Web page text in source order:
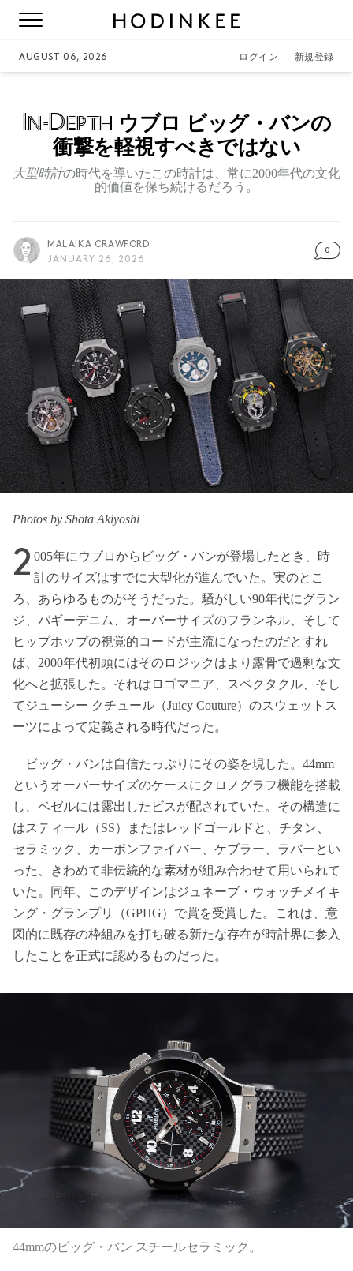
AUGUST 06, 2026 ログイン 新規登録
In-Depth ウブロ ビッグ・バンの
衝撃を軽視すべきではない
大型時計の時代を導いたこの時計は、常に2000年代の文化
的価値を保ち続けるだろう。
MALAIKA CRAWFORD
JANUARY 26, 2026
0
Photos by Shota Akiyoshi
2 005年にウブロからビッグ・バンが登場したとき、時
計のサイズはすでに大型化が進んでいた。実のとこ
ろ、あらゆるものがそうだった。騒がしい90年代にグラン
ジ、バギーデニム、オーバーサイズのフランネル、そして
ヒップホップの視覚的コードが主流になったのだとすれ
ば、2000年代初頭にはそのロジックはより露骨で過剰な文
化へと拡張した。それはロゴマニア、スペクタクル、そし
てジューシー クチュール（Juicy Couture）のスウェットス
ーツによって定義される時代だった。
ビッグ・バンは自信たっぷりにその姿を現した。44mm
というオーバーサイズのケースにクロノグラフ機能を搭載
し、ベゼルには露出したビスが配されていた。その構造に
はスティール（SS）またはレッドゴールドと、チタン、
セラミック、カーボンファイバー、ケブラー、ラバーとい
った、きわめて非伝統的な素材が組み合わせて用いられて
いた。同年、このデザインはジュネーブ・ウォッチメイキ
ング・グランプリ（GPHG）で賞を受賞した。これは、意
図的に既存の枠組みを打ち破る新たな存在が時計界に参入
したことを正式に認めるものだった。
44mmのビッグ・バン スチールセラミック。